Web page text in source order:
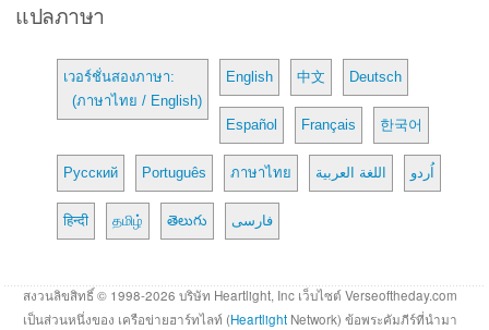
แปลภาษา
เวอร์ชั่นสองภาษา:
(ภาษาไทย / English)
English 中文 Deutsch
Español Français 한국어
Русский Português ภาษาไทย اللغة العربية اُردو
हिन्दी தமிழ் తెలుగు فارسی
สงวนลิขสิทธิ์ © 1998-2026 บริษัท Heartlight, Inc เว็บไซต์ Verseoftheday.com
เป็นส่วนหนึ่งของ เครือข่ายฮาร์ทไลท์ (Heartlight Network) ข้อพระคัมภีร์ที่นำมา